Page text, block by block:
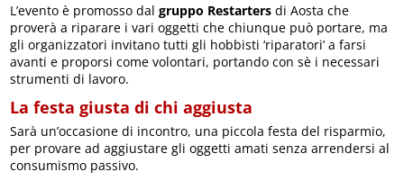
L’evento è promosso dal gruppo Restarters di Aosta che
proverà a riparare i vari oggetti che chiunque può portare, ma
gli organizzatori invitano tutti gli hobbisti ‘riparatori’ a farsi
avanti e proporsi come volontari, portando con sè i necessari
strumenti di lavoro.
La festa giusta di chi aggiusta
Sarà un’occasione di incontro, una piccola festa del risparmio,
per provare ad aggiustare gli oggetti amati senza arrendersi al
consumismo passivo.